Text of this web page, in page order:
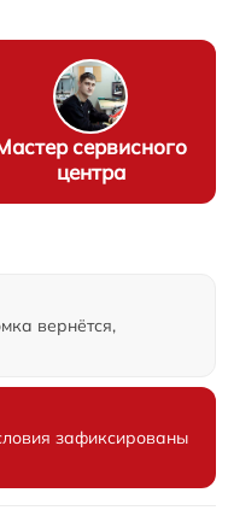
сервисного
центра
вернётся,
зафиксированы